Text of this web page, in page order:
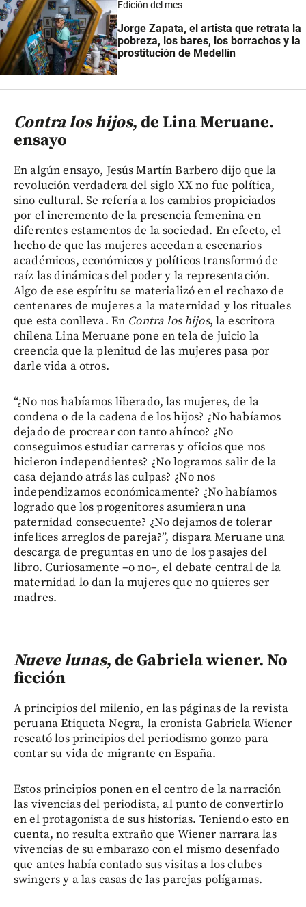
Edición del mes
Jorge Zapata, el artista que retrata la
pobreza, los bares, los borrachos y la
prostitución de Medellín
Contra los hijos, de Lina Meruane.
ensayo
En algún ensayo, Jesús Martín Barbero dijo que la
revolución verdadera del siglo XX no fue política,
sino cultural. Se refería a los cambios propiciados
por el incremento de la presencia femenina en
diferentes estamentos de la sociedad. En efecto, el
hecho de que las mujeres accedan a escenarios
académicos, económicos y políticos transformó de
raíz las dinámicas del poder y la representación.
Algo de ese espíritu se materializó en el rechazo de
centenares de mujeres a la maternidad y los rituales
que esta conlleva. En Contra los hijos, la escritora
chilena Lina Meruane pone en tela de juicio la
creencia que la plenitud de las mujeres pasa por
darle vida a otros.
“¿No nos habíamos liberado, las mujeres, de la
condena o de la cadena de los hijos? ¿No habíamos
dejado de procrear con tanto ahínco? ¿No
conseguimos estudiar carreras y oficios que nos
hicieron independientes? ¿No logramos salir de la
casa dejando atrás las culpas? ¿No nos
independizamos económicamente? ¿No habíamos
logrado que los progenitores asumieran una
paternidad consecuente? ¿No dejamos de tolerar
infelices arreglos de pareja?”, dispara Meruane una
descarga de preguntas en uno de los pasajes del
libro. Curiosamente –o no–, el debate central de la
maternidad lo dan la mujeres que no quieres ser
madres.
Nueve lunas, de Gabriela wiener. No
ficción
A principios del milenio, en las páginas de la revista
peruana Etiqueta Negra, la cronista Gabriela Wiener
rescató los principios del periodismo gonzo para
contar su vida de migrante en España.
Estos principios ponen en el centro de la narración
las vivencias del periodista, al punto de convertirlo
en el protagonista de sus historias. Teniendo esto en
cuenta, no resulta extraño que Wiener narrara las
vivencias de su embarazo con el mismo desenfado
que antes había contado sus visitas a los clubes
swingers y a las casas de las parejas polígamas.